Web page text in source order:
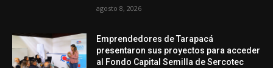
agosto 8, 2026
Emprendedores de Tarapacá
presentaron sus proyectos para acceder
al Fondo Capital Semilla de Sercotec